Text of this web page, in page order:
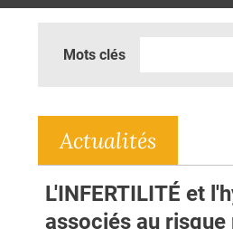
Mots clés
Actualités
L'INFERTILITÉ et
associés au